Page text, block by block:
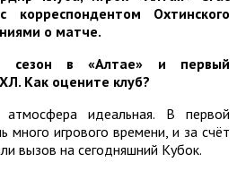
корреспондентом Охтинского
о матче.
в «Алтае» и первый
Как оцените клуб?
идеальная. В первой
игрового времени, и за счёт
вызов на сегодняшний Кубок.